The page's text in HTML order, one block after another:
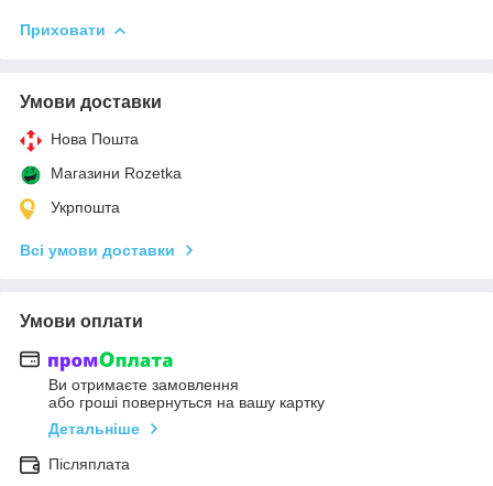
Приховати
Умови доставки
Нова Пошта
Магазини Rozetka
Укрпошта
Всі умови доставки
Умови оплати
Ви отримаєте замовлення
або гроші повернуться на вашу картку
Детальніше
Післяплата